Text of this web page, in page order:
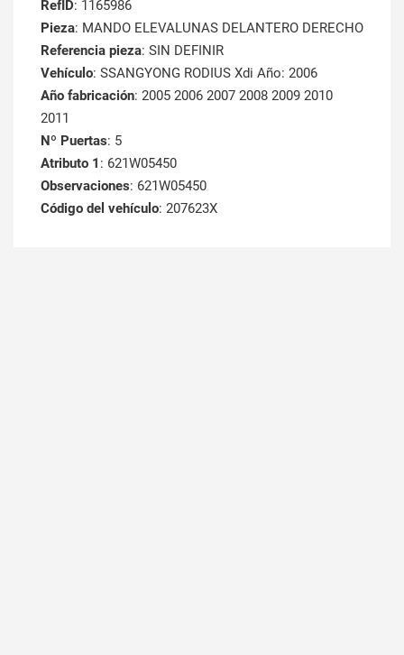
RefID: 1165986
Pieza: MANDO ELEVALUNAS DELANTERO DERECHO
Referencia pieza: SIN DEFINIR
Vehículo: SSANGYONG RODIUS Xdi Año: 2006
Año fabricación: 2005 2006 2007 2008 2009 2010
2011
Nº Puertas: 5
Atributo 1 : 621W05450
Observaciones: 621W05450
Código del vehículo: 207623X